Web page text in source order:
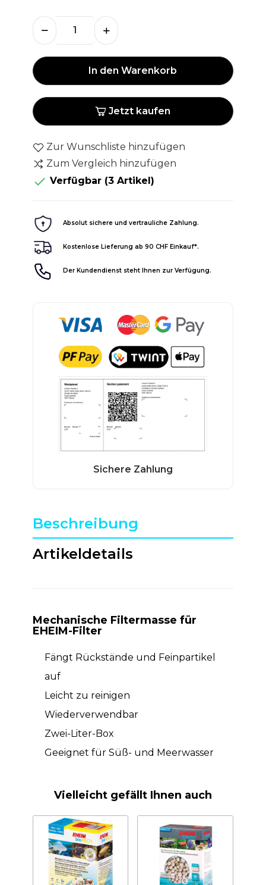
In den Warenkorb
Jetzt kaufen
Zur Wunschliste hinzufügen
Zum Vergleich hinzufügen
 Verfügbar (3 Artikel)
Absolut sichere und vertrauliche Zahlung.
Kostenlose Lieferung ab 90 CHF Einkauf*.
Der Kundendienst steht Ihnen zur Verfügung.
Beschreibung
Artikeldetails
Mechanische Filtermasse für
EHEIM-Filter
Fängt Rückstände und Feinpartikel
auf
Leicht zu reinigen
Wiederverwendbar
Zwei-Liter-Box
Geeignet für Süß- und Meerwasser
Vielleicht gefällt Ihnen auch